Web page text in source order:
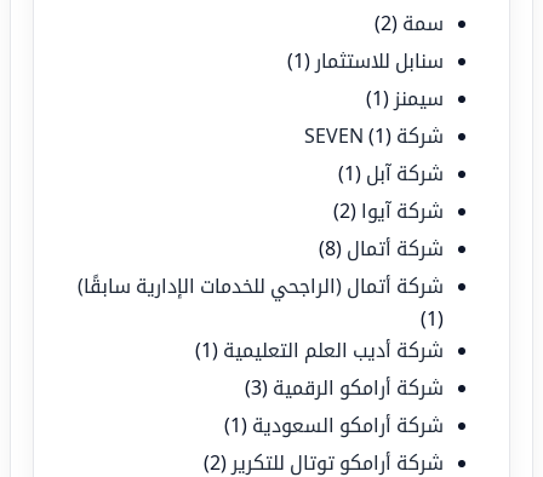
سمة (2)
سنابل للاستثمار (1)
سيمنز (1)
شركة SEVEN (1)
شركة آبل (1)
شركة آيوا (2)
شركة أتمال (8)
شركة أتمال (الراجحي للخدمات الإدارية سابقًا)
(1)
شركة أديب العلم التعليمية (1)
شركة أرامكو الرقمية (3)
شركة أرامكو السعودية (1)
شركة أرامكو توتال للتكرير (2)